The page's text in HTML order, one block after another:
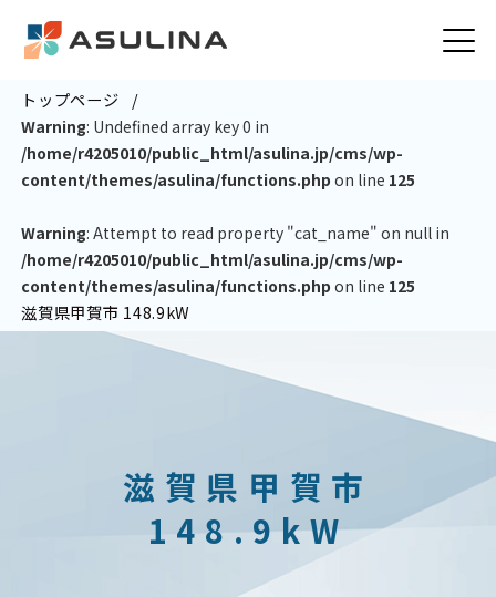
トップページ
Warning: Undefined array key 0 in
/home/r4205010/public_html/asulina.jp/cms/wp-
content/themes/asulina/functions.php on line 125
Warning: Attempt to read property "cat_name" on null in
/home/r4205010/public_html/asulina.jp/cms/wp-
content/themes/asulina/functions.php on line 125
滋賀県甲賀市 148.9kW
滋賀県甲賀市
148.9kW